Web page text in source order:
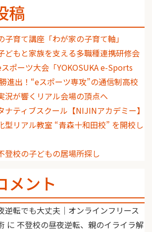
稿
子育て講座「わが家の子育て軸」
どもと家族を支える多職種連携研修会
ポーツ大会「YOKOSUKA e-Sports
進出！“eスポーツ専攻”の通信制高校
況が響くリアル会場の頂点へ
ナティブスクール【NIJINアカデミー】
型リアル教室 “青森十和田校” を開校し
登校の子どもの居場所探し
メント
逆転でも大丈夫｜オンラインフリース
に 不登校の昼夜逆転、親のイライラ解